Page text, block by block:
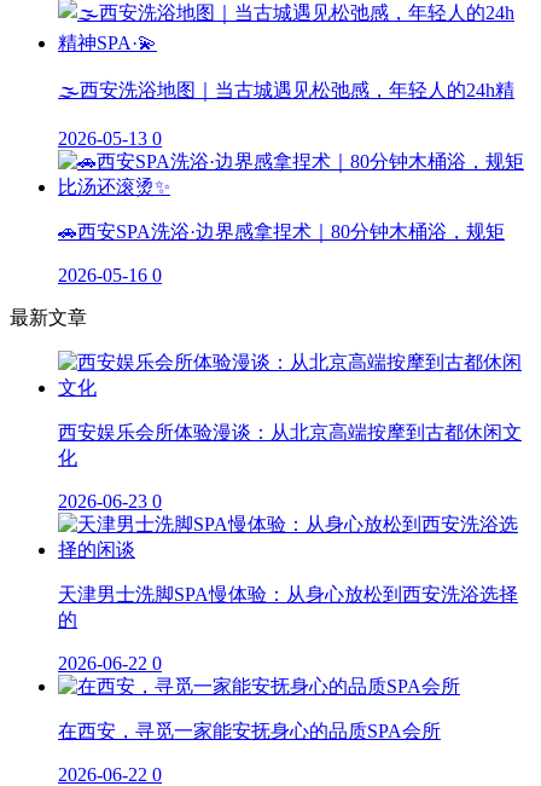
🌫️西安洗浴地图｜当古城遇见松弛感，年轻人的24h精
2026-05-13 0
🚗西安SPA洗浴·边界感拿捏术｜80分钟木桶浴，规矩
2026-05-16 0
最新文章
西安娱乐会所体验漫谈：从北京高端按摩到古都休闲文
化
2026-06-23 0
天津男士洗脚SPA慢体验：从身心放松到西安洗浴选择
的
2026-06-22 0
在西安，寻觅一家能安抚身心的品质SPA会所
2026-06-22 0